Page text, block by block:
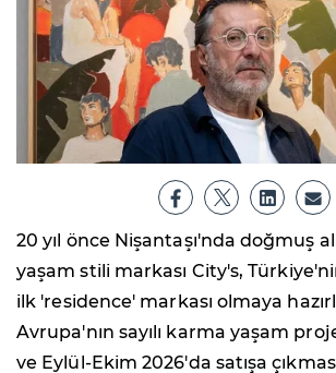
20 yıl önce Nişantaşı'nda doğmuş
yaşam stili markası City's,
ilk 'residence' markası olmaya
Avrupa'nın sayılı karma yaşam
ve Eylül-Ekim 2026'da satışa